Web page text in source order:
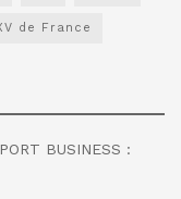
de France
BUSINESS :